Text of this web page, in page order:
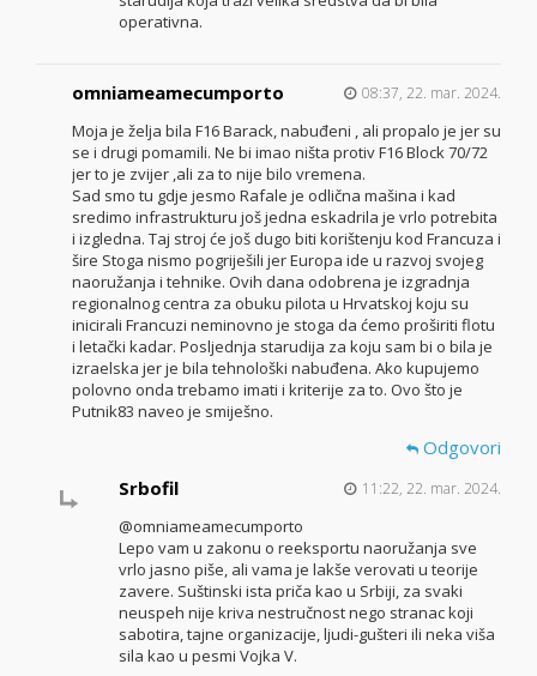
operativna.
omniameamecumporto 08:37, 22. mar. 2024.
Moja je želja bila F16 Barack, nabuđeni , ali propalo je jer su
se i drugi pomamili. Ne bi imao ništa protiv F16 Block 70/72
jer to je zvijer ,ali za to nije bilo vremena.
Sad smo tu gdje jesmo Rafale je odlična mašina i kad
sredimo infrastrukturu još jedna eskadrila je vrlo potrebita
i izgledna. Taj stroj će još dugo biti korištenju kod Francuza i
šire Stoga nismo pogriješili jer Europa ide u razvoj svojeg
naoružanja i tehnike. Ovih dana odobrena je izgradnja
regionalnog centra za obuku pilota u Hrvatskoj koju su
inicirali Francuzi neminovno je stoga da ćemo proširiti flotu
i letački kadar. Posljednja starudija za koju sam bi o bila je
izraelska jer je bila tehnološki nabuđena. Ako kupujemo
polovno onda trebamo imati i kriterije za to. Ovo što je
Putnik83 naveo je smiješno.
Odgovori
Srbofil
11:22, 22. mar. 2024.
@omniameamecumporto
Lepo vam u zakonu o reeksportu naoružanja sve
vrlo jasno piše, ali vama je lakše verovati u teorije
zavere. Suštinski ista priča kao u Srbiji, za svaki
neuspeh nije kriva nestručnost nego stranac koji
sabotira, tajne organizacije, ljudi-gušteri ili neka viša
sila kao u pesmi Vojka V.